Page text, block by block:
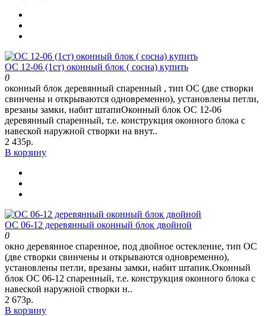
ОС 12-06 (1ст) оконный блок ( сосна) купить
0
оконный блок деревянный спаренный , тип ОС (две створки
свинчены и открываются одновременно), установлены петли,
врезаны замки, набит штапиОконный блок ОС 12-06
деревянный спаренный, т.е. конструкция оконного блока с
навеской наружной створки на внут..
2 435р.
В корзину
ОС 06-12 деревянный оконный блок двойной
0
окно деревянное спаренное, под двойное остекление, тип ОС
(две створки свинчены и открываются одновременно),
установлены петли, врезаны замки, набит штапик.Оконный
блок ОС 06-12 спаренный, т.е. конструкция оконного блока с
навеской наружной створки н..
2 673р.
В корзину